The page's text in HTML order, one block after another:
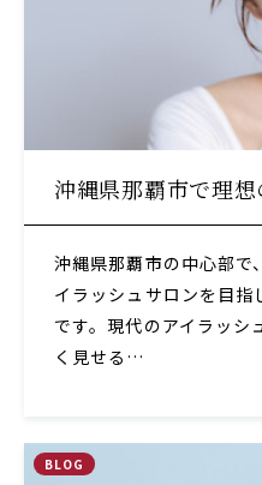
沖縄県那覇市で理
沖縄県那覇市の中心部で
イラッシュサロンを目
です。現代のアイラッシ
く見せる…
BLOG